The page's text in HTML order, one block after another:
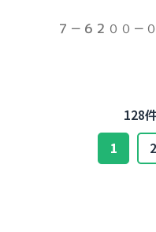
７－６２００－
128
1
2